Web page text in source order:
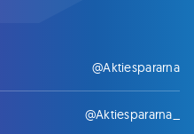
@Aktiespararna
@Aktiespararna_